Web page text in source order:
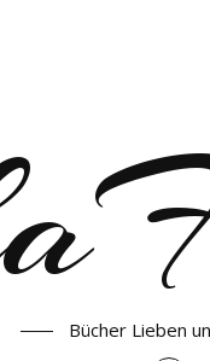
Bücher Lieben